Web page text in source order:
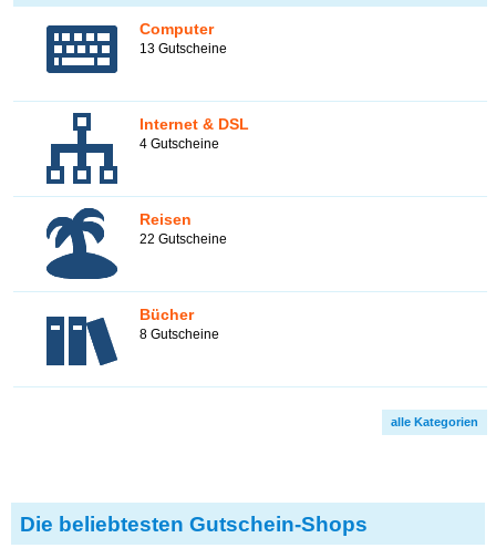
Computer
13 Gutscheine
Internet & DSL
4 Gutscheine
Reisen
22 Gutscheine
Bücher
8 Gutscheine
alle Kategorien
Die beliebtesten Gutschein-Shops